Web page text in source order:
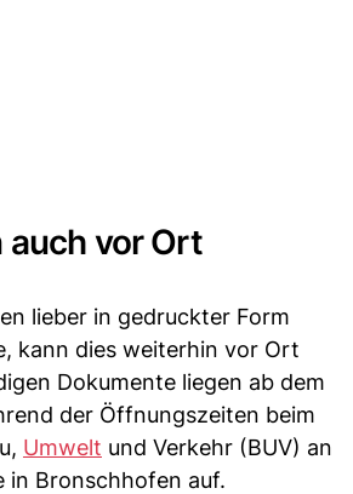
vor Ort
lieber in gedruckter Form
kann dies weiterhin vor Ort
Dokumente liegen ab dem
der Öffnungszeiten beim
Umwelt und Verkehr (BUV) an
in Bronschhofen auf.